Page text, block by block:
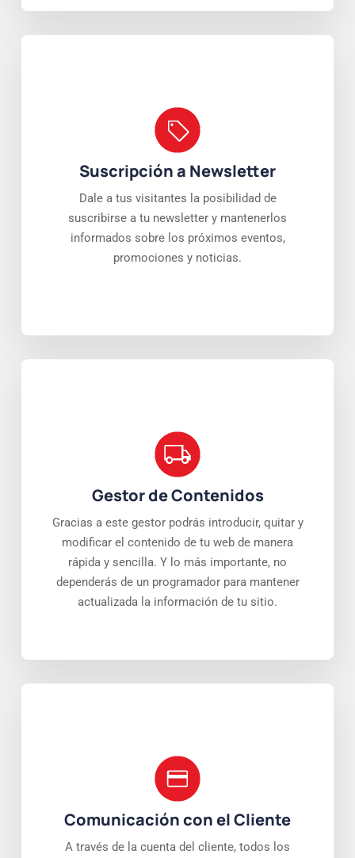
Suscripción a Newsletter
Dale a tus visitantes la posibilidad de
suscribirse a tu newsletter y mantenerlos
informados sobre los próximos eventos,
promociones y noticias.
Gestor de Contenidos
Gracias a este gestor podrás introducir, quitar y
modificar el contenido de tu web de manera
rápida y sencilla. Y lo más importante, no
dependerás de un programador para mantener
actualizada la información de tu sitio.
Comunicación con el Cliente
A través de la cuenta del cliente, todos los